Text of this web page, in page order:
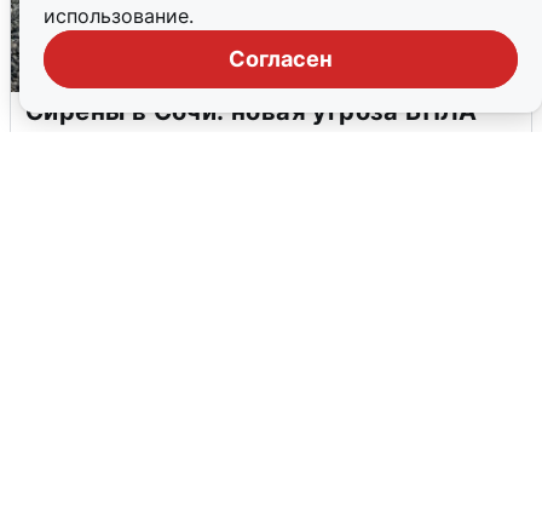
использование.
Согласен
Сирены в Сочи: новая угроза БПЛА